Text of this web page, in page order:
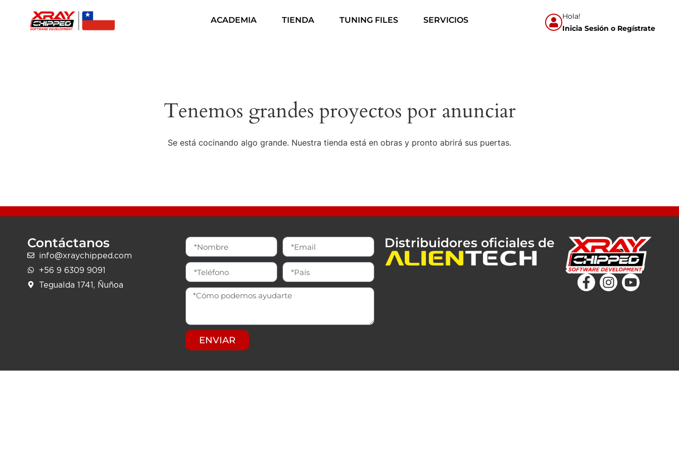
ACADEMIA TIENDA TUNING FILES SERVICIOS
Hola!
Inicia Sesión o Regístrate
Tenemos grandes proyectos por anunciar
Se está cocinando algo grande. Nuestra tienda está en obras y pronto abrirá sus puertas.
Contáctanos
info@xraychipped.com
+56 9 6309 9091
Tegualda 1741, Ñuñoa
ENVIAR
Distribuidores oficiales de